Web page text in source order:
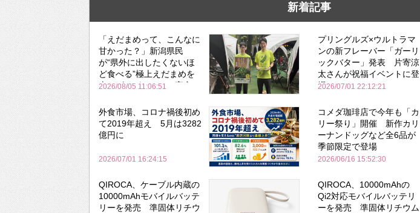
新着記事
「えだまめって、こんなに
甘かった？」新潟県民
が“県外に出したくないほ
ど食べる”極上えだまめを
森のビアガーデンで実食
2026/08/05 11:06:51
プリングルズ×ウルトラマ
ンの新フレーバー「ガーリ
ックバター」発表 片寄涼
太さんが祝福イベントに登
場
2026/07/01 22:12:21
外食市場、コロナ禍後初め
て2019年超え 5月は3282
億円に
2026/07/01 16:24:15
コメダ珈琲店で今年も「カ
リー祭り」開催 新作カリ
ーナンドッグなど全6品が
季節限定で登場
2026/06/16 15:52:30
QIROCA、ケーブル内蔵の
10000mAhモバイルバッテ
リーを発売 準固体リチウ
QIROCA、10000mAhの
Qi2対応モバイルバッテリ
ーを発売 準固体リチウム